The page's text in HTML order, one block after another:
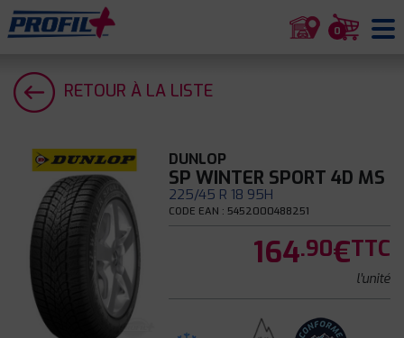
0
RETOUR À LA LISTE
DUNLOP
SP WINTER SPORT 4D MS
225/45 R 18 95H
CODE EAN : 5452000488251
164.90€TTC
l'unité